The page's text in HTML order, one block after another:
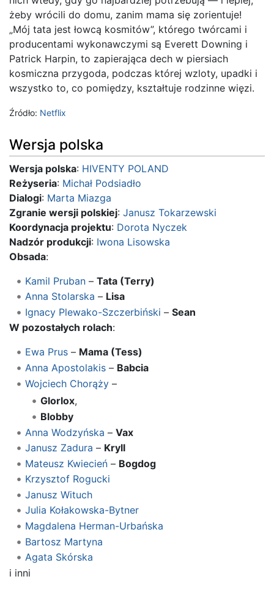
żeby wrócili do domu, zanim mama się zorientuje!
„Mój tata jest łowcą kosmitów”, którego twórcami i
producentami wykonawczymi są Everett Downing i
Patrick Harpin, to zapierająca dech w piersiach
kosmiczna przygoda, podczas której wzloty, upadki i
wszystko to, co pomiędzy, kształtuje rodzinne więzi.
Źródło: Netflix
Wersja polska
Wersja polska: HIVENTY POLAND
Reżyseria: Michał Podsiadło
Dialogi: Marta Miazga
Zgranie wersji polskiej: Janusz Tokarzewski
Koordynacja projektu: Dorota Nyczek
Nadzór produkcji: Iwona Lisowska
Obsada:
Kamil Pruban– Tata (Terry)
Anna Stolarska – Lisa
Ignacy Plewako-Szczerbiński – Sean
W pozostałych rolach:
Ewa Prus– Mama (Tess)
Anna Apostolakis– Babcia
Wojciech Chorąży–
Glorlox,
Blobby
Anna Wodzyńska – Vax
Janusz Zadura – Kryll
Mateusz Kwiecień– Bogdog
Krzysztof Rogucki
Janusz Wituch
Julia Kołakowska-Bytner
Magdalena Herman-Urbańska
Bartosz Martyna
Agata Skórska
i inni